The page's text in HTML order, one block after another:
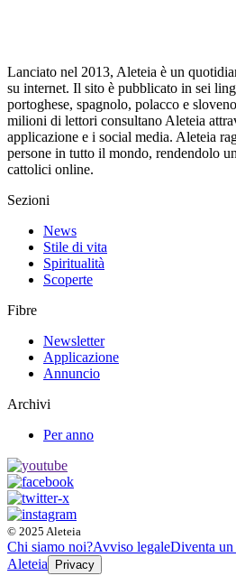
Lanciato nel 2013, Aleteia è un
su internet. Il sito è pubblicato in sei
portoghese, spagnolo, polacco e
milioni di lettori consultano Aleteia
applicazione e i social media. Aleteia
persone in tutto il mondo, rendendolo
cattolici online.
Sezioni
News
Stile di vita
Spiritualità
Scoperte
Fibre
Newsletter
Applicazione
Annuncio
Archivi
Per anno
© 2025 Aleteia
Chi siamo noi?Avviso legaleDiventa un
Aleteia
Privacy